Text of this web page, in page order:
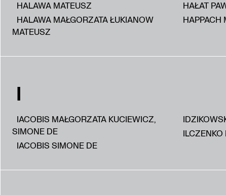
HALAWA MATEUSZ
HALAWA MAŁGORZATA ŁUKIANOW
MATEUSZ
HAŁAT
HAPPACH
I
IACOBIS MAŁGORZATA KUCIEWICZ,
SIMONE DE
IACOBIS SIMONE DE
ILCZENKO